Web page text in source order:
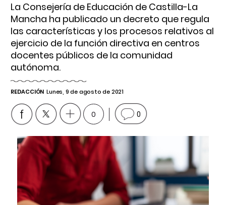
La Consejería de Educación de Castilla-La
Mancha ha publicado un decreto que regula
las características y los procesos relativos al
ejercicio de la función directiva en centros
docentes públicos de la comunidad
autónoma.
REDACCIÓN Lunes, 9 de agosto de 2021
0 0